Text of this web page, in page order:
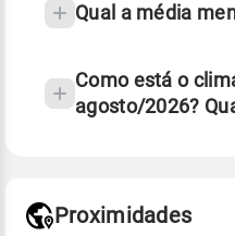
Qual a média
Como está o
agosto/2026?
Proximidades